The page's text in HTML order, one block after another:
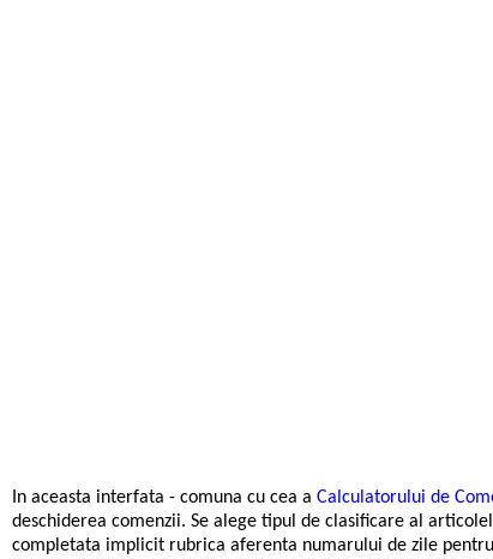
In aceasta interfata - comuna cu cea a Calculatorului de
deschiderea comenzii. Se alege tipul de clasificare al
completata implicit rubrica aferenta numarului de zile